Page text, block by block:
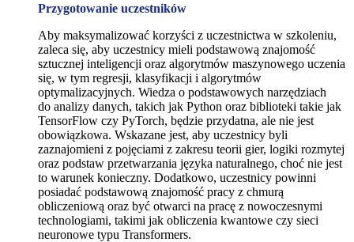
Przygotowanie uczestników
Aby maksymalizować korzyści z uczestnictwa w szkoleniu,
zaleca się, aby uczestnicy mieli podstawową znajomość
sztucznej inteligencji oraz algorytmów maszynowego uczenia
się, w tym regresji, klasyfikacji i algorytmów
optymalizacyjnych. Wiedza o podstawowych narzędziach
do analizy danych, takich jak Python oraz biblioteki takie jak
TensorFlow czy PyTorch, będzie przydatna, ale nie jest
obowiązkowa. Wskazane jest, aby uczestnicy byli
zaznajomieni z pojęciami z zakresu teorii gier, logiki rozmytej
oraz podstaw przetwarzania języka naturalnego, choć nie jest
to warunek konieczny. Dodatkowo, uczestnicy powinni
posiadać podstawową znajomość pracy z chmurą
obliczeniową oraz być otwarci na pracę z nowoczesnymi
technologiami, takimi jak obliczenia kwantowe czy sieci
neuronowe typu Transformers.